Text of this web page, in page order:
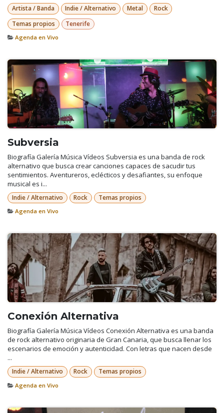
Artista / Banda Indie / Alternativo Metal
Rock
Temas propios
Tenerife
Agenda en Vivo
Subversia
Biografía Galería Música Vídeos Subversia es una banda de rock
alternativo que busca crear canciones capaces de sacudir tus
sentimientos. Aventureros, eclécticos y desafiantes, su enfoque
musical es i...
Indie / Alternativo Rock Temas propios
Agenda en Vivo
Conexión Alternativa
Biografía Galería Música Vídeos Conexión Alternativa es una banda
de rock alternativo originaria de Gran Canaria, que busca llenar los
escenarios de emoción y autenticidad. Con letras que nacen desde
...
Indie / Alternativo Rock Temas propios
Agenda en Vivo